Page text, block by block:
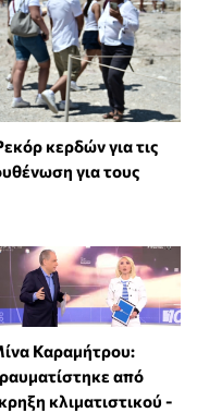
κερδών για τις
για τους
Καραμήτρου:
από
κλιματιστικού -